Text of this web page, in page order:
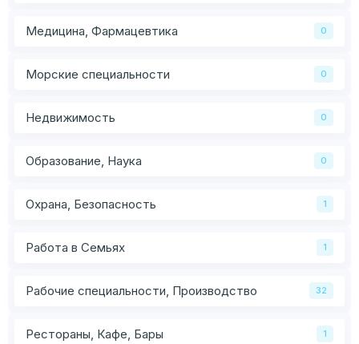
Медицина, Фармацевтика 0
Морские специальности 0
Недвижимость 0
Образование, Наука 0
Охрана, Безопасность 1
Работа в Семьях 1
Рабочие специальности, Производство 32
Рестораны, Кафе, Бары 1